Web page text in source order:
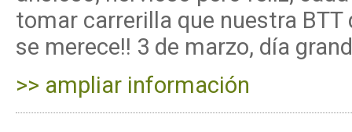
tomar carrerilla que nuestra
se merece!! 3 de marzo, día
>> ampliar información